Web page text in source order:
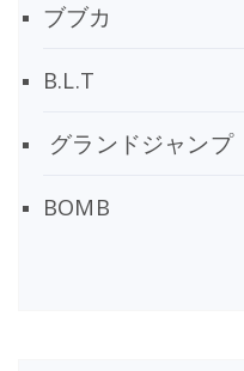
ブブカ
B.L.T
グランドジャンプ
BOMB